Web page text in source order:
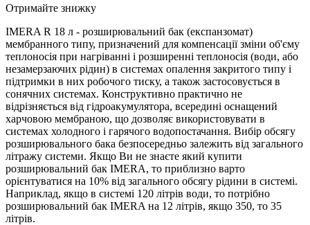
Отримайте знижку
IMERA R 18 л - розширювальний бак (експанзомат)
мембранного типу, призначений для компенсації зміни об'єму
теплоносія при нагріванні і розширенні теплоносія (води, або
незамерзаючих рідин) в системах опалення закритого типу і
підтримки в них робочого тиску, а також застосовується в
сонячних системах. Конструктивно практично не
відрізняється від гідроакумулятора, всередині оснащений
харчовою мембраною, що дозволяє використовувати в
системах холодного і гарячого водопостачання. Вибір обсягу
розширювального бака безпосередньо залежить від загального
літражу системи. Якщо Ви не знаєте який купити
розширювальний бак IMERA, то приблизно варто
орієнтуватися на 10% від загального обсягу рідини в системі.
Наприклад, якщо в системі 120 літрів води, то потрібно
розширювальний бак IMERA на 12 літрів, якщо 350, то 35
літрів.